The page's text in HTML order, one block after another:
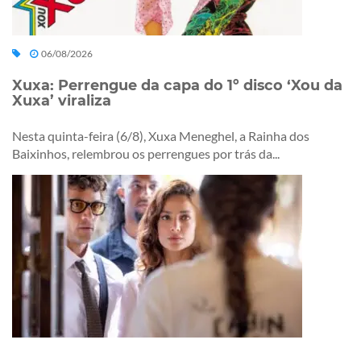
06/08/2026
Xuxa: Perrengue da capa do 1º disco ‘Xou da
Xuxa’ viraliza
Nesta quinta-feira (6/8), Xuxa Meneghel, a Rainha dos
Baixinhos, relembrou os perrengues por trás da...